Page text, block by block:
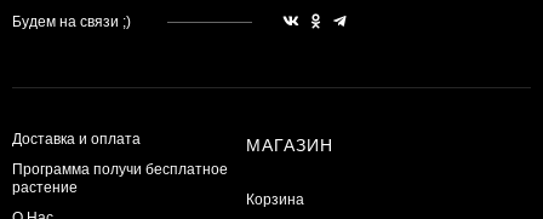
Будем на связи ;)
Доставка и оплата
Программа получи бесплатное
растение
МАГАЗИН
Корзина